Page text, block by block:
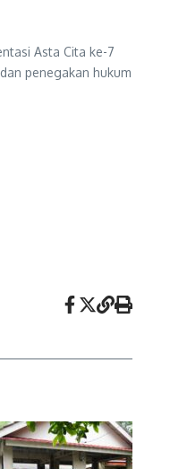
Asta Cita ke-7
penegakan hukum